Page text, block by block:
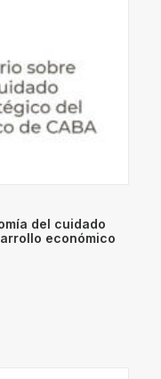
del cuidado
económico